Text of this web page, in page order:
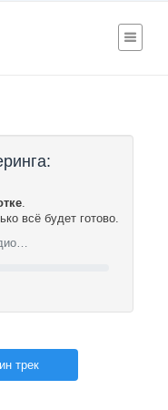
.
всё будет готово.
трек